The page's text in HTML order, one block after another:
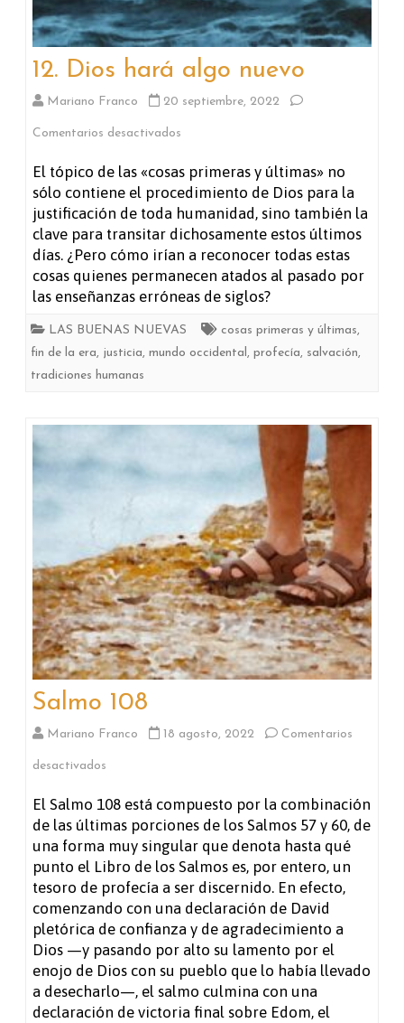
12. Dios hará algo nuevo
Mariano Franco 20 septiembre, 2022
Comentarios desactivados
Dios
hará
algo
nuevo
El tópico de las «cosas primeras y últimas» no
sólo contiene el procedimiento de Dios para la
justificación de toda humanidad, sino también la
clave para transitar dichosamente estos últimos
días. ¿Pero cómo irían a reconocer todas estas
cosas quienes permanecen atados al pasado por
las enseñanzas erróneas de siglos?
LAS BUENAS NUEVAS cosas primeras y últimas,
fin de la era, justicia, mundo occidental, profecía, salvación,
tradiciones humanas
Salmo 108
Mariano Franco 18 agosto, 2022 Comentarios
desactivados
Salmo
108
El Salmo 108 está compuesto por la combinación
de las últimas porciones de los Salmos 57 y 60, de
una forma muy singular que denota hasta qué
punto el Libro de los Salmos es, por entero, un
tesoro de profecía a ser discernido. En efecto,
comenzando con una declaración de David
pletórica de confianza y de agradecimiento a
Dios —y pasando por alto su lamento por el
enojo de Dios con su pueblo que lo había llevado
a desecharlo—, el salmo culmina con una
declaración de victoria final sobre Edom, el